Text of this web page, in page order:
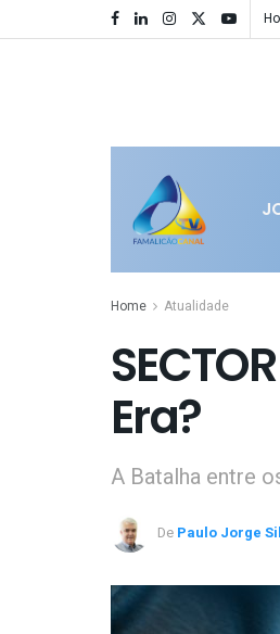
Home Atualidade
Era?
A Batalha entre
De Paulo Jorge